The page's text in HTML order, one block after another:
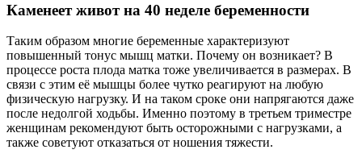
Каменеет живот на 40 неделе беременности
Таким образом многие беременные характеризуют
повышенный тонус мышц матки. Почему он возникает? В
процессе роста плода матка тоже увеличивается в размерах. В
связи с этим её мышцы более чутко реагируют на любую
физическую нагрузку. И на таком сроке они напрягаются даже
после недолгой ходьбы. Именно поэтому в третьем триместре
женщинам рекомендуют быть осторожными с нагрузками, а
также советуют отказаться от ношения тяжести.